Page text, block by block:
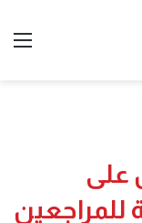
على
للمراجعين